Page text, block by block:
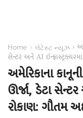
Home › લેટેસ્ટ ન્યૂઝ ›
સેન્ટર અને AI
અમેરિકાના
ઊર્જા, ડેટા
રોકાણ: ગૌતમ